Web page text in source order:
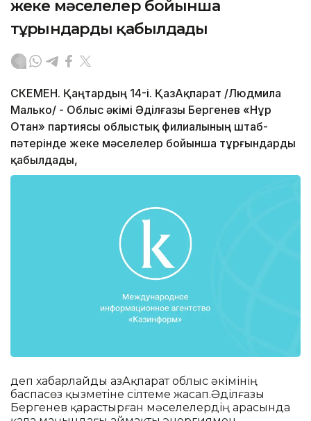
жеке мәселелер бойынша
тұрғындарды қабылдады
ӨСКЕМЕН. Қаңтардың 14-і. ҚазАқпарат /Людмила
Малько/ - Облыс әкімі Әділғазы Бергенев «Нұр
Отан» партиясы облыстық филиалының штаб-
пәтерінде жеке мәселелер бойынша тұрғындарды
қабылдады,
деп хабарлайды ҚазАқпарат облыс әкімінің
баспасөз қызметіне сілтеме жасап.Әділғазы
Бергенев қарастырған мәселелердің арасында